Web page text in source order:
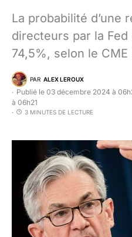
La probabilité d’une
directeurs par la
74,5%, selon le CME
PAR ALEX LEROUX
Publié le 03 décembre 2024 à
à 06h21
3 MINUTES DE LECTURE